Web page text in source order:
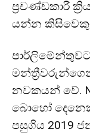
ප්‍රචණ්ඩකාරී
යන්න
නවකයන් වේ.
බොහෝ
පසුගිය 2019